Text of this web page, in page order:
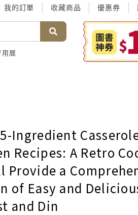
我的訂單 收藏商品 優惠券
用展
Ingredient
Recipes: A Retro
Provide a
of Easy and
and Din